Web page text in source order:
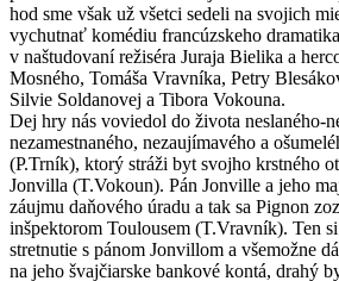
hod sme však už všetci sedeli na svojich
vychutnať komédiu francúzskeho
v naštudovaní režiséra Juraja Bielika a
Mosného, Tomáša Vravníka, Petry
Silvie Soldanovej a Tibora Vokouna.
Dej hry nás voviedol do života neslaného-
nezamestnaného, nezaujímavého a
(P.Trník), ktorý stráži byt svojho krstného
Jonvilla (T.Vokoun). Pán Jonville a jeho
záujmu daňového úradu a tak sa Pignon
inšpektorom Toulousem (T.Vravník). Ten
stretnutie s pánom Jonvillom a všemožne
na jeho švajčiarske bankové kontá, drahý